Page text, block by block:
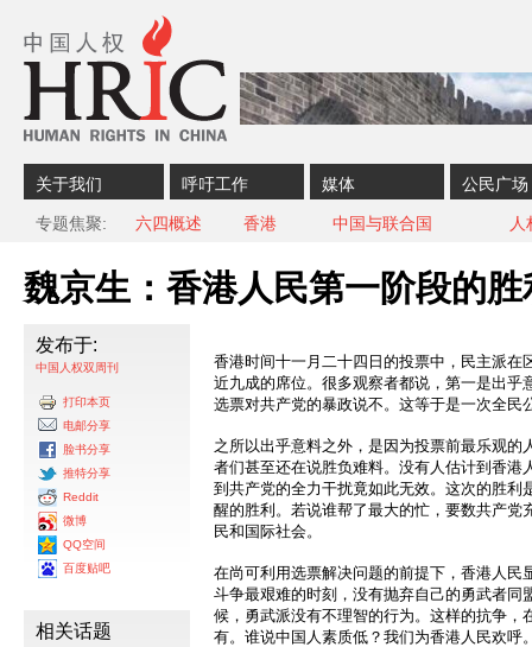
关于我们 呼吁工作 媒体 公民广场
专题焦聚 六四概述 香港 中国与联合国 人
魏京生：香港人民第一阶段的胜
发布于:
中国人权双周刊
打印本页
电邮分享
脸书分享
推特分享
Reddit
微博
QQ空间
百度贴吧
相关话题
香港时间十一月二十四日的投票中，民主派在
近九成的席位。很多观察者都说，第一是出乎
选票对共产党的暴政说不。这等于是一次全民
之所以出乎意料之外，是因为投票前最乐观的
者们甚至还在说胜负难料。没有人估计到香港
到共产党的全力干扰竟如此无效。这次的胜利
醒的胜利。若说谁帮了最大的忙，要数共产党
民和国际社会。
在尚可利用选票解决问题的前提下，香港人民
斗争最艰难的时刻，没有抛弃自己的勇武者同
候，勇武派没有不理智的行为。这样的抗争，
有。谁说中国人素质低？我们为香港人民欢呼